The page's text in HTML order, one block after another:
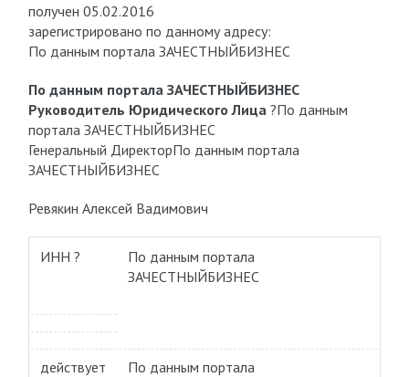
получен 05.02.2016
зарегистрировано по данному адресу:
По данным портала ЗАЧЕСТНЫЙБИЗНЕС
По данным портала ЗАЧЕСТНЫЙБИЗНЕС
Руководитель Юридического Лица?По данным
портала ЗАЧЕСТНЫЙБИЗНЕС
Генеральный ДиректорПо данным портала
ЗАЧЕСТНЫЙБИЗНЕС
Ревякин Алексей Вадимович
ИНН ?
По данным портала
ЗАЧЕСТНЫЙБИЗНЕС
действует
По данным портала